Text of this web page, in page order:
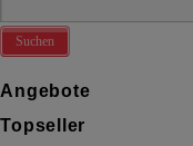
Suchen
Angebote
Topseller